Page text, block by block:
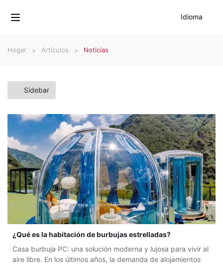
Idioma
Hogar Artículos Noticias
Sidebar
¿Qué es la habitación de burbujas estrelladas?
Casa burbuja PC: una solución moderna y lujosa para vivir al
aire libre. En los últimos años, la demanda de alojamientos